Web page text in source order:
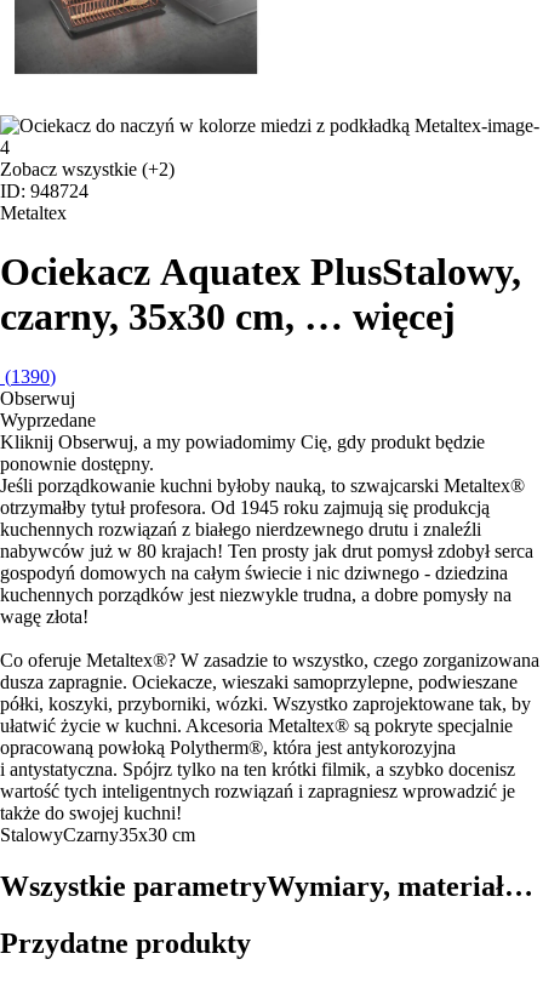
Zobacz wszystkie (+2)
ID: 948724
Metaltex
Ociekacz Aquatex PlusStalowy,
czarny, 35x30 cm, … więcej
(1390)
Obserwuj
Wyprzedane
Kliknij Obserwuj, a my powiadomimy Cię, gdy produkt będzie
ponownie dostępny.
Jeśli porządkowanie kuchni byłoby nauką, to szwajcarski Metaltex®
otrzymałby tytuł profesora. Od 1945 roku zajmują się produkcją
kuchennych rozwiązań z białego nierdzewnego drutu i znaleźli
nabywców już w 80 krajach! Ten prosty jak drut pomysł zdobył serca
gospodyń domowych na całym świecie i nic dziwnego - dziedzina
kuchennych porządków jest niezwykle trudna, a dobre pomysły na
wagę złota!
Co oferuje Metaltex®? W zasadzie to wszystko, czego zorganizowana
dusza zapragnie. Ociekacze, wieszaki samoprzylepne, podwieszane
półki, koszyki, przyborniki, wózki. Wszystko zaprojektowane tak, by
ułatwić życie w kuchni. Akcesoria Metaltex® są pokryte specjalnie
opracowaną powłoką Polytherm®, która jest antykorozyjna
i antystatyczna. Spójrz tylko na ten krótki filmik, a szybko docenisz
wartość tych inteligentnych rozwiązań i zapragniesz wprowadzić je
także do swojej kuchni!
StalowyCzarny35x30 cm
Wszystkie parametryWymiary, materiał…
Przydatne produkty